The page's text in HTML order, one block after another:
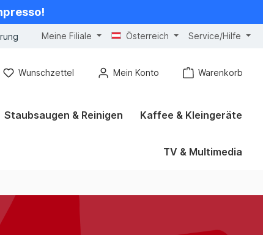
Meine Filiale Österreich Service/Hilfe
Wunschzettel Mein Konto Warenkorb
Staubsaugen & Reinigen Kaffee & Kleingeräte
TV & Multimedia